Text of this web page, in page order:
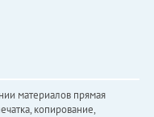
материалов прямая
копирование,